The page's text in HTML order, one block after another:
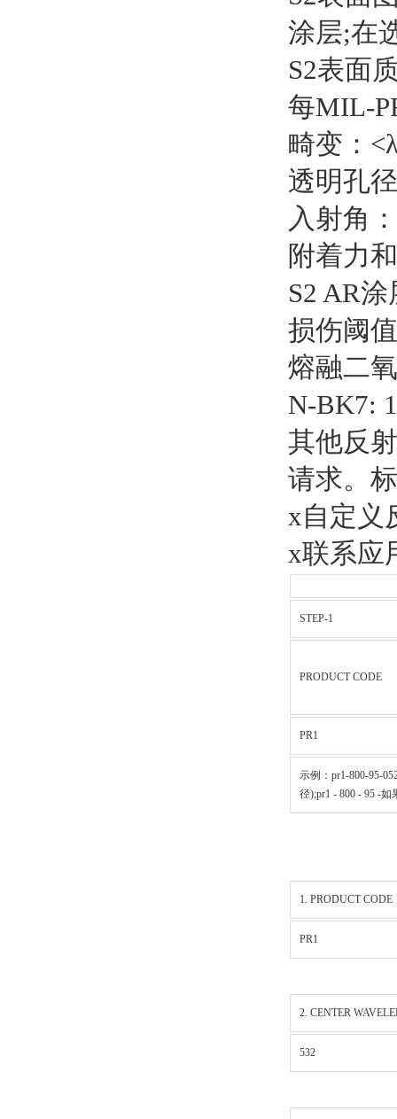
涂层;在
S2表面
每MIL-
畸变：
透明孔
入射角
附着力
S2 AR
损伤阈
熔融二
N-BK7:
其他反
请求。
x自定义
x联系应
STEP-1
PRODUCT CODE
PR1
示例：pr1-800-95-
径);pr1 - 800 - 95 -如
1. PRODUCT CODE
PR1
2. CENTER
532